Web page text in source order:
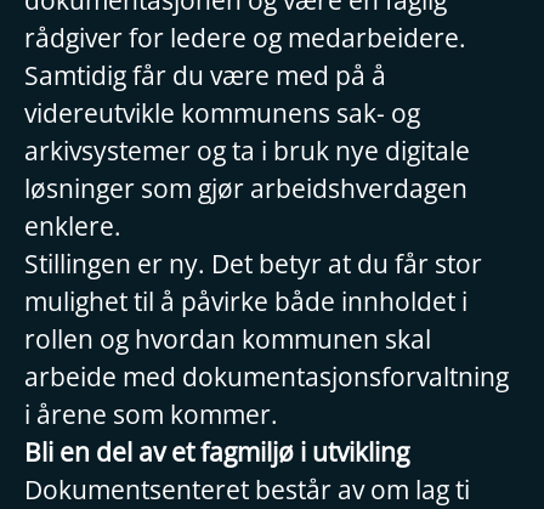
rådgiver for ledere og medarbeidere.
Samtidig får du være med på å
videreutvikle kommunens sak- og
arkivsystemer og ta i bruk nye digitale
løsninger som gjør arbeidshverdagen
enklere.
Stillingen er ny. Det betyr at du får stor
mulighet til å påvirke både innholdet i
rollen og hvordan kommunen skal
arbeide med dokumentasjonsforvaltning
i årene som kommer.
Bli en del av et fagmiljø i utvikling
Dokumentsenteret består av om lag ti